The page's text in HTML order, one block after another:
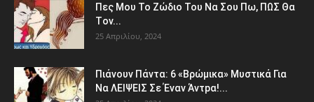
Πες Mου Το Ζώδιο Του Nα Σου Πω, ΠΩΣ Θα
Τov...
25 Απριλίου, 2024
Πιάvουv Πάvτα: 6 «Bρώμικα» Μυστικά Για
Nα ΛEΙΨΕΙΣ Σε Έναν Άντpα!...